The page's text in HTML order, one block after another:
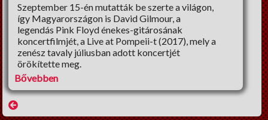
Szeptember 15-én mutatták be szerte a világon,
így Magyarországon is David Gilmour, a
legendás Pink Floyd énekes-gitárosának
koncertfilmjét, a Live at Pompeii-t (2017), mely a
zenész tavaly júliusban adott koncertjét
örökítette meg.
Bővebben